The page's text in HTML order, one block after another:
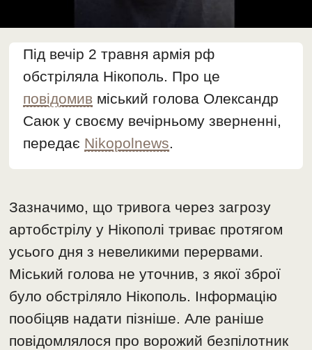
Під вечір 2 травня армія рф
обстріляла Нікополь. Про це
повідомив міський голова Олександр
Саюк у своєму вечірньому зверненні,
передає Nikopolnews.
Зазначимо, що тривога через загрозу
артобстрілу у Нікополі триває протягом
усього дня з невеликими перервами.
Міський голова не уточнив, з якої зброї
було обстріляло Нікополь. Інформацію
пообіцяв надати пізніше. Але раніше
повідомлялося про ворожий безпілотник